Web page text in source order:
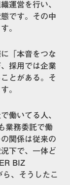
運営を行い、
です。その中
。
「本音をつな
採用では企業
とがある。そ
。
働いてる人、
業務委託で働
関係は従来の
下で、一体ど
BIZ
、そうしたこ